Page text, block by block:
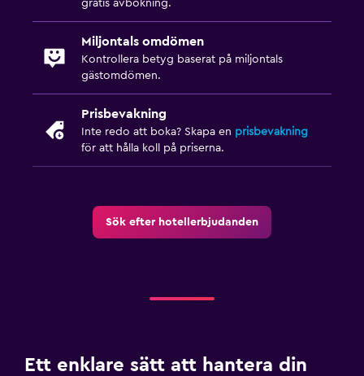
gratis avbokning.
Miljontals omdömen
Kontrollera betyg baserat på miljontals
gästomdömen.
Prisbevakning
Inte redo att boka? Skapa en prisbevakning
för att hålla koll på priserna.
Sök efter hotellerbjudanden
Ett enklare sätt att hantera din